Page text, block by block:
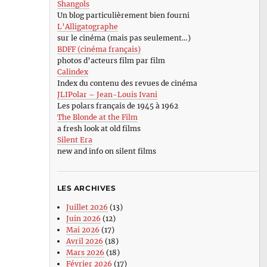
Shangols
Un blog particulièrement bien fourni
L’Alligatographe
sur le cinéma (mais pas seulement…)
BDFF (cinéma français)
photos d’acteurs film par film
Calindex
Index du contenu des revues de cinéma
JLIPolar – Jean-Louis Ivani
Les polars français de 1945 à 1962
The Blonde at the Film
a fresh look at old films
Silent Era
new and info on silent films
LES ARCHIVES
Juillet 2026 (13)
Juin 2026 (12)
Mai 2026 (17)
Avril 2026 (18)
Mars 2026 (18)
Février 2026 (17)